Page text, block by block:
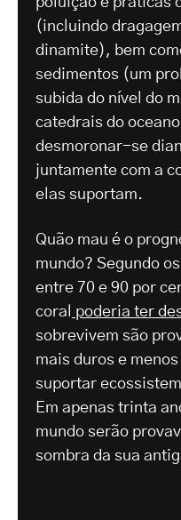
(incluindo
dinamite), bem
sedimentos (um
subida do nível do
catedrais do
desmoronar-se
juntamente com a
elas suportam.
Quão mau é o
mundo? Segundo
entre 70 e 90 por
coral
poderia ter
sobrevivem são
mais duros e
suportar
Em apenas trinta
mundo serão
sombra da sua